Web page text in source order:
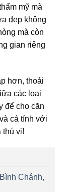
mỹ mà
đẹp không
mà còn
gian riêng
hơn, thoải
các loại
để cho căn
cá tính với
thú vị!
Chánh,